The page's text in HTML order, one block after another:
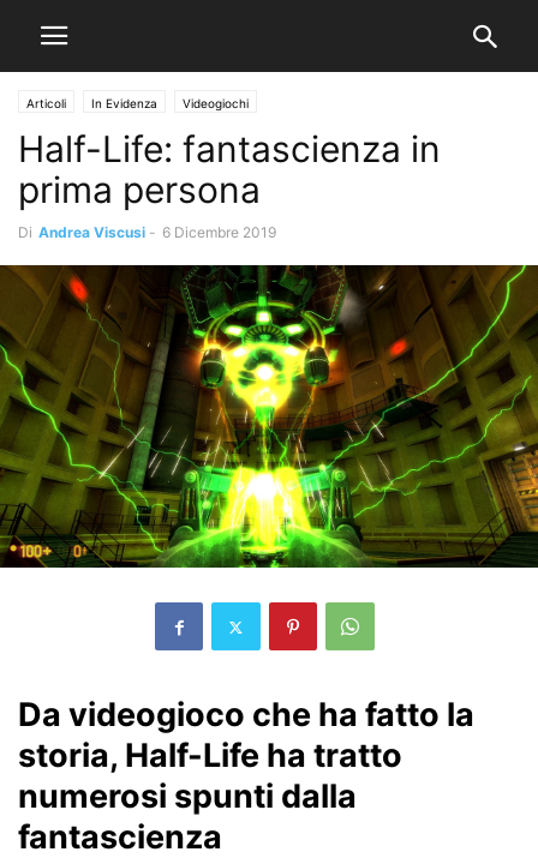
Articoli In Evidenza Videogiochi
Half-Life: fantascienza in
prima persona
Di Andrea Viscusi - 6 Dicembre 2019
Da videogioco che ha fatto la
storia, Half-Life ha tratto
numerosi spunti dalla
fantascienza